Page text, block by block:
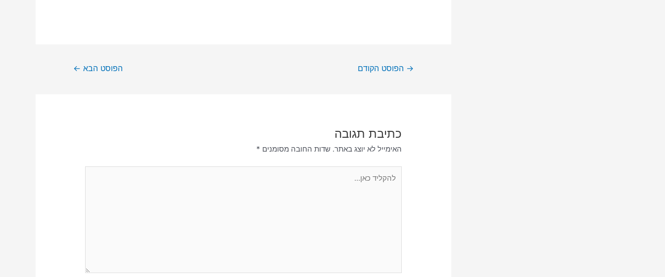
→ הפוסט הקודם הפוסט הבא ←
כתיבת תגובה
האימייל לא יוצג באתר. שדות החובה מסומנים *